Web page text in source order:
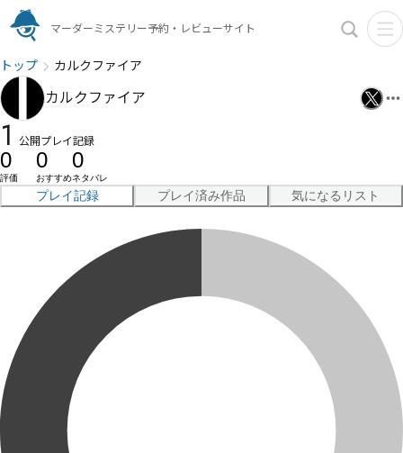
マーダーミステリー予約・レビューサイト
トップ カルクファイア
カルクファイア
1 公開プレイ記録
0
評価
0
おすすめ
0
ネタバレ
プレイ記録 プレイ済み作品 気になるリスト